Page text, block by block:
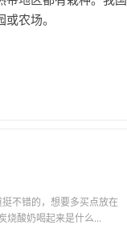
农场。
不错的，想要多买点放在
烧酸奶喝起来是什么...